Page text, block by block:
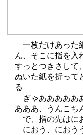
一枚だけあった
ん、そこに指を入
すっとつきさして
ぬいた紙を折って
る
ぎゃあああああ
あああ、うんこち
で、指の先はに
におう、におう